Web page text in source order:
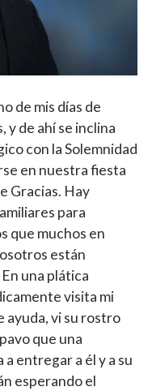
de mis días de
y de ahí se inclina
con la Solemnidad
en nuestra fiesta
Gracias. Hay
para
que muchos en
están
una plática
visita mi
ayuda, vi su rostro
que una
entregar a él y a su
esperando el